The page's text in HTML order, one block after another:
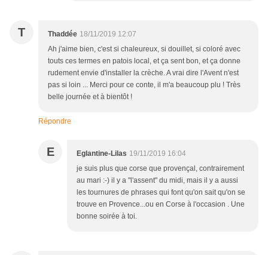
T Thaddée 18/11/2019 12:07
Ah j'aime bien, c'est si chaleureux, si douillet, si coloré avec
touts ces termes en patois local, et ça sent bon, et ça donne
rudement envie d'installer la crèche. A vrai dire l'Avent n'est
pas si loin ... Merci pour ce conte, il m'a beaucoup plu ! Très
belle journée et à bientôt !
Répondre
E Eglantine-Lilas 19/11/2019 16:04
je suis plus que corse que provençal, contrairement
au mari :-) il y a "l'assent" du midi, mais il y a aussi
les tournures de phrases qui font qu'on sait qu'on se
trouve en Provence...ou en Corse à l'occasion . Une
bonne soirée à toi.